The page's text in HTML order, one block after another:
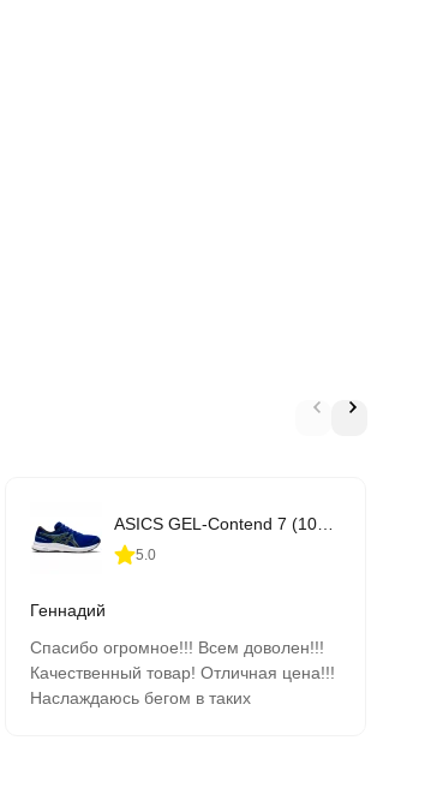
5.0
Геннадий
Спасибо огромное!!! Всем доволен!!!
Качественный товар! Отличная цена!!!
Наслаждаюсь бегом в таких